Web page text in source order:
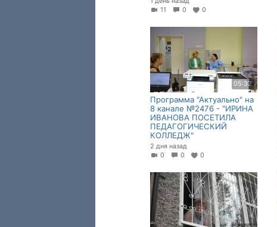
11
0 0
05:32
Программа "Актуально" на
8 канале №2476 - "ИРИНА
ИВАНОВА ПОСЕТИЛА
ПЕДАГОГИЧЕСКИЙ
КОЛЛЕДЖ"
2 дня назад
0
0 0